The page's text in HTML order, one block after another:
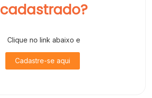
cadastrado?
Clique no link abaixo e
Cadastre-se aqui